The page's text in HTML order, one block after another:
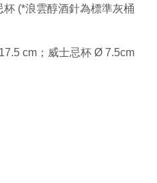
(*浪雲醇酒針為標準灰桶
cm ；威士忌杯 Ø 7.5cm